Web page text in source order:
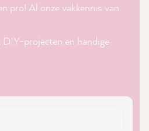
pro! Al onze vakkennis van
DIY-projecten en handige